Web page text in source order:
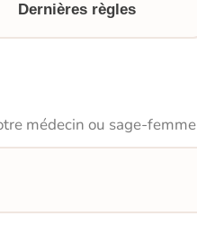
Dernières règles
médecin ou sage-femme